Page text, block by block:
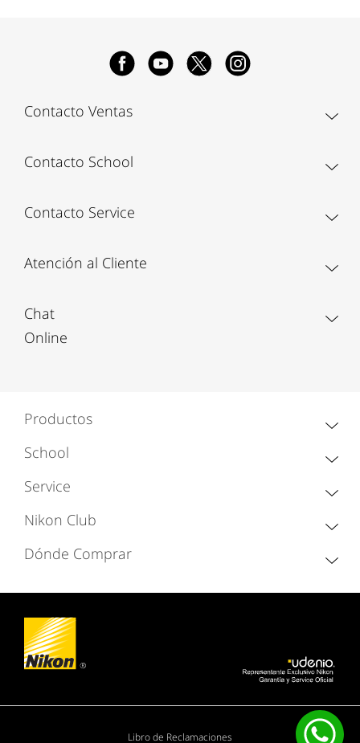
Contacto Ventas
Contacto School
Contacto Service
Atención al Cliente
Chat
Online
Productos
School
Service
Nikon Club
Dónde Comprar
Libro de Reclamaciones